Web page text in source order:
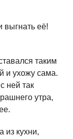
выгнать её!
таким
и ухожу сама.
ней так
утра,
из кухни,